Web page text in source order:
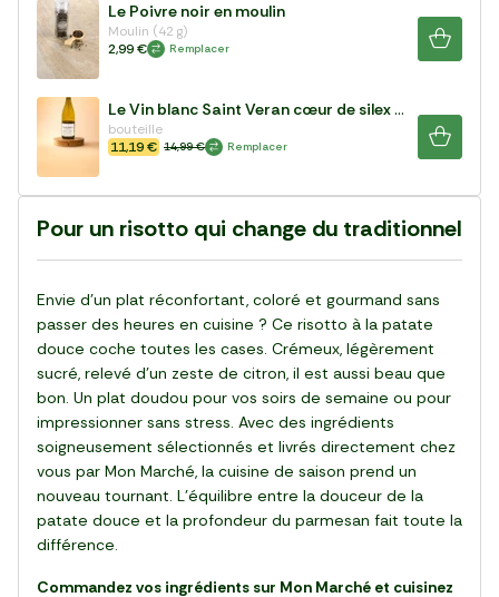
Le Poivre noir en moulin
Moulin (42 g)
2,99 €
Remplacer
Le Vin blanc Saint Veran cœur de silex AOP 2023
bouteille
11,19 € 14,99 € Remplacer
Pour un risotto qui change du traditionnel
Envie d’un plat réconfortant, coloré et gourmand sans
passer des heures en cuisine ? Ce risotto à la patate
douce coche toutes les cases. Crémeux, légèrement
sucré, relevé d’un zeste de citron, il est aussi beau que
bon. Un plat doudou pour vos soirs de semaine ou pour
impressionner sans stress. Avec des ingrédients
soigneusement sélectionnés et livrés directement chez
vous par Mon Marché, la cuisine de saison prend un
nouveau tournant. L’équilibre entre la douceur de la
patate douce et la profondeur du parmesan fait toute la
différence.
Commandez vos ingrédients sur Mon Marché et cuisinez